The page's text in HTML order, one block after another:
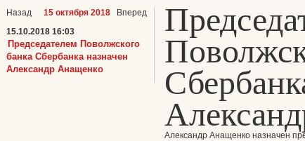
Александр Анащенко назначен
Назад 15 октября 2018
Вперед
15.10.2018 16:03
Председателем Поволжского
банка Сбербанка назначен
Александр Анащенко